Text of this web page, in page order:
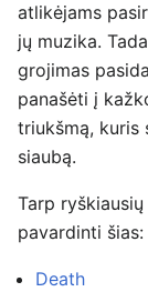
atlikėjams
jų muzika.
grojimas
panašėti į
triukšmą, kuris
siaubą.
Tarp
pavardinti šias:
Death